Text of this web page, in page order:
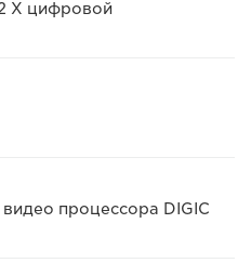
X цифровой
процессора DIGIC